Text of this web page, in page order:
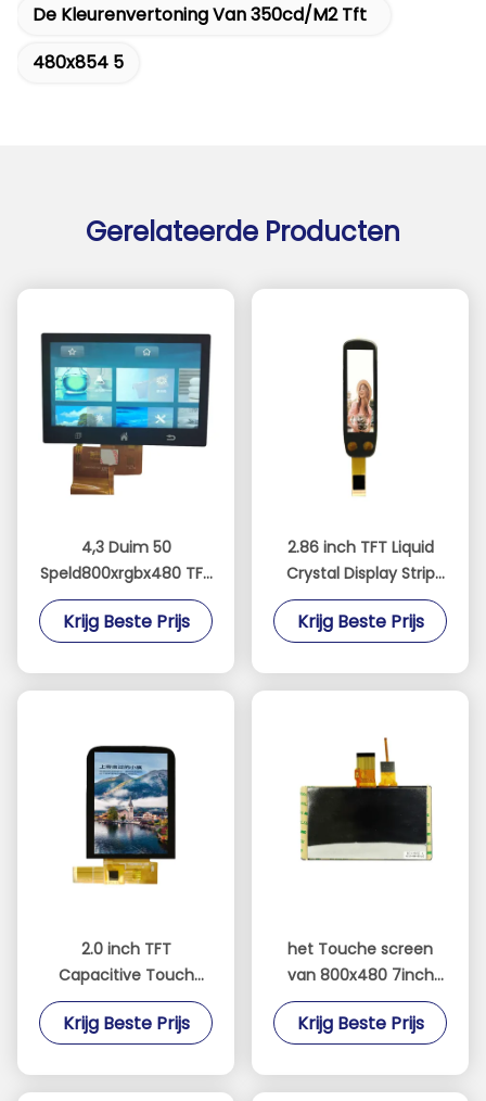
De Kleurenvertoning Van 350cd/m2 Tft
480x854 5
Gerelateerde Producten
4,3 Duim 50
Speld800xrgbx480 TFT
LCD Touch screen
met IPS Comité
Krijg Beste Prijs
2.86 inch TFT Liquid
Crystal Display Strip
Capacitive Touch
Screen voor
Krijg Beste Prijs
2.0 inch TFT
Capacitive Touch
Screen IPS 240 * 320
3/4 SPI+RGB/MCU
Krijg Beste Prijs
het Touche screen
van 800x480 7inch
TFT LCD met RGB
Interface
Krijg Beste Prijs